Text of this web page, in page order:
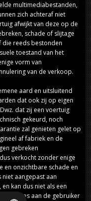
multimediabestanden,
zich achteraf niet
afwijkt van deze op de
schade of slijtage
die reeds bestonden
toestand van het
vorm van
van de verkoop.
aard en uitsluitend
dat ook zij op eigen
dat zij een voertuig
gekeurd, noch
zal genieten gelet op
af fabriek en de
gebreken
verkocht zonder enige
en onzichtbare schade en
aangepast aan
kan dus niet als een
advies aan de gebruiker